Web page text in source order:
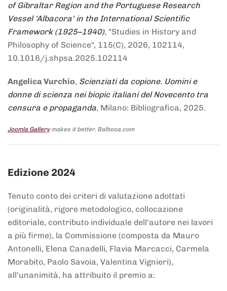
of Gibraltar Region and the Portuguese Research
Vessel 'Albacora' in the International Scientific
Framework (1925–1940), "Studies in History and
Philosophy of Science", 115(C), 2026, 102114,
10.1016/j.shpsa.2025.102114
Angelica Vurchio, Scienziati da copione. Uomini e
donne di scienza nei biopic italiani del Novecento tra
censura e propaganda, Milano: Bibliografica, 2025.
Joomla Gallerymakes it better. Balbooa.com
Edizione 2024
Tenuto conto dei criteri di valutazione adottati
(originalità, rigore metodologico, collocazione
editoriale, contributo individuale dell'autore nei lavori
a più firme), la Commissione (composta da Mauro
Antonelli, Elena Canadelli, Flavia Marcacci, Carmela
Morabito, Paolo Savoia, Valentina Vignieri),
all'unanimità, ha attribuito il premio a: